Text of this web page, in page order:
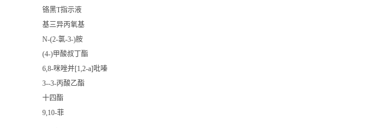
铬黑T指示液
基三异丙氧基
N-(2-氯-3-)胺
(4-)甲酸叔丁酯
6,8-咪唑并[1,2-a]吡嗪
3--3-丙酸乙酯
十四酯
9,10-菲